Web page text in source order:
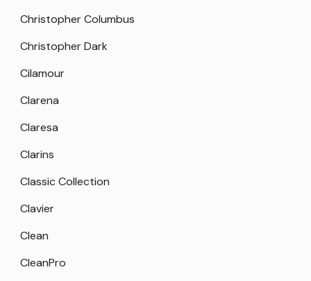
Christopher Columbus
Christopher Dark
Cilamour
Clarena
Claresa
Clarins
Classic Collection
Clavier
Clean
CleanPro